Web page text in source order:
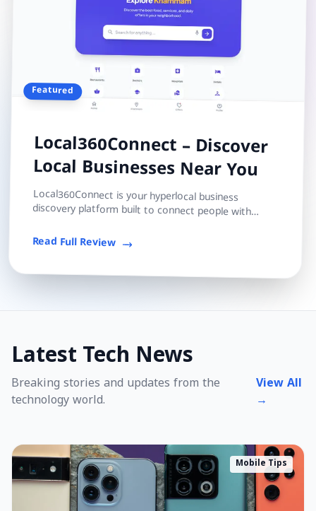
Featured
Local360Connect – Discover
Local Businesses Near You
Local360Connect is your hyperlocal business
discovery platform built to connect people with
Read Full Review
Latest Tech News
Breaking stories and updates from the
technology world.
View All
→
Mobile Tips